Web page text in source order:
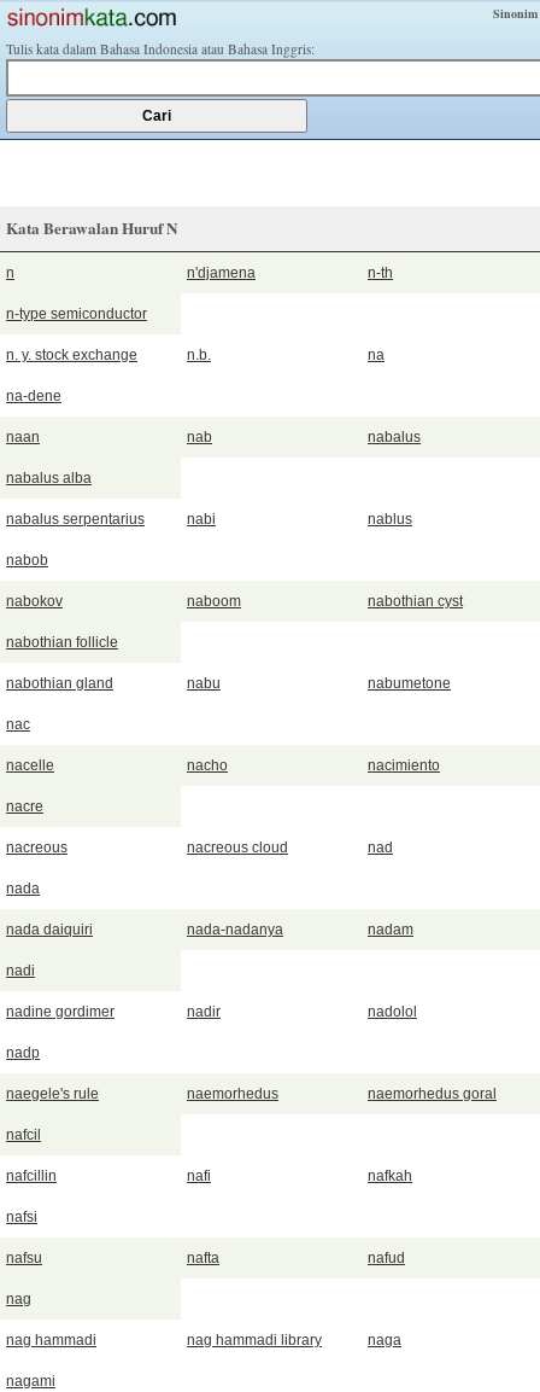
Tulis kata dalam Bahasa Indonesia atau Bahasa Inggris:
Kata Berawalan Huruf N
n n'djamena n-th
n-type semiconductor
n. y. stock exchange n.b. na
na-dene
naan nab nabalus
nabalus alba
nabalus serpentarius nabi nablus
nabob
nabokov naboom nabothian cyst
nabothian follicle
nabothian gland nabu nabumetone
nac
nacelle nacho nacimiento
nacre
nacreous nacreous cloud nad
nada
nada daiquiri nada-nadanya nadam
nadi
nadine gordimer nadir nadolol
nadp
naegele's rule naemorhedus naemorhedus goral
nafcil
nafcillin nafi nafkah
nafsi
nafsu nafta nafud
nag
nag hammadi nag hammadi library naga
nagami